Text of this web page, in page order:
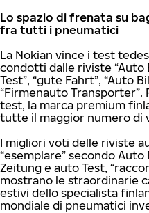
Lo spazio di frenata su
fra tutti i pneumatici
La Nokian vince i test
condotti dalle riviste “Auto
Test”, “gute Fahrt”, “Auto
“Firmenauto
test, la marca premium
tutte il maggior numero di
I migliori voti delle riviste
“esemplare” secondo
Zeitung e auto Test,
mostrano le straordinarie
estivi dello specialista
mondiale di pneumatici